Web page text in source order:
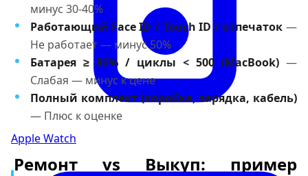
Apple Watch
минус 30-40%
Работающий Face ID / Touch ID / отпечаток —
Не работает — минус 50%
Батарея ≥ 80% / циклы < 500 (MacBook) —
Слабая — минус к цене
Полный комплект (коробка, зарядка, кабель)
— Плюс к оценке
Ремонт vs Выкуп: пример